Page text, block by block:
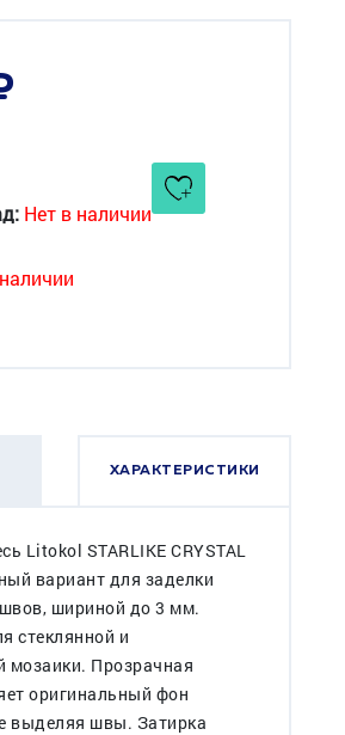
Нет в наличии
ХАРАКТЕРИСТИКИ
Litokol STARLIKE CRYSTAL
вариант для заделки
шириной до 3 мм.
стеклянной и
мозаики. Прозрачная
оригинальный фон
выделяя швы. Затирка